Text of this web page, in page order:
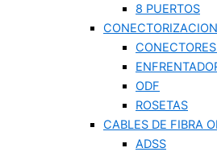
8 PUERTOS
CONECTORIZACION
ODF
ROSETAS
CABLES DE FIBRA
ADSS